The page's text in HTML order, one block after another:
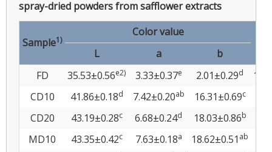
spray-dried powders from safflower extracts
Sample1)
Color value
L
a
b
FD
35.53±0.56e2) 3.33±0.37e 2.01±0.29d
CD10
41.86±0.18d 7.42±0.20ab 16.31±0.69c
CD20
43.19±0.28c 6.68±0.24d 18.03±0.86b
MD10
43.35±0.42c 7.63±0.18a 18.62±0.51 ab